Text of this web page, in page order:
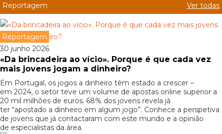
Reportagem
Ver todas
Reportagem
30 junho 2026
«Da brincadeira ao vício». Porque é que cada vez
mais jovens jogam a dinheiro?
Em Portugal, os jogos a dinheiro têm estado a crescer –
em 2024, o setor teve um volume de apostas online superior a
20 mil milhões de euros. 68% dos jovens revela já
ter “apostado a dinheiro em algum jogo”. Conhece a perspetiva
de jovens que já contactaram com este mundo e a opinião
de especialistas da área.